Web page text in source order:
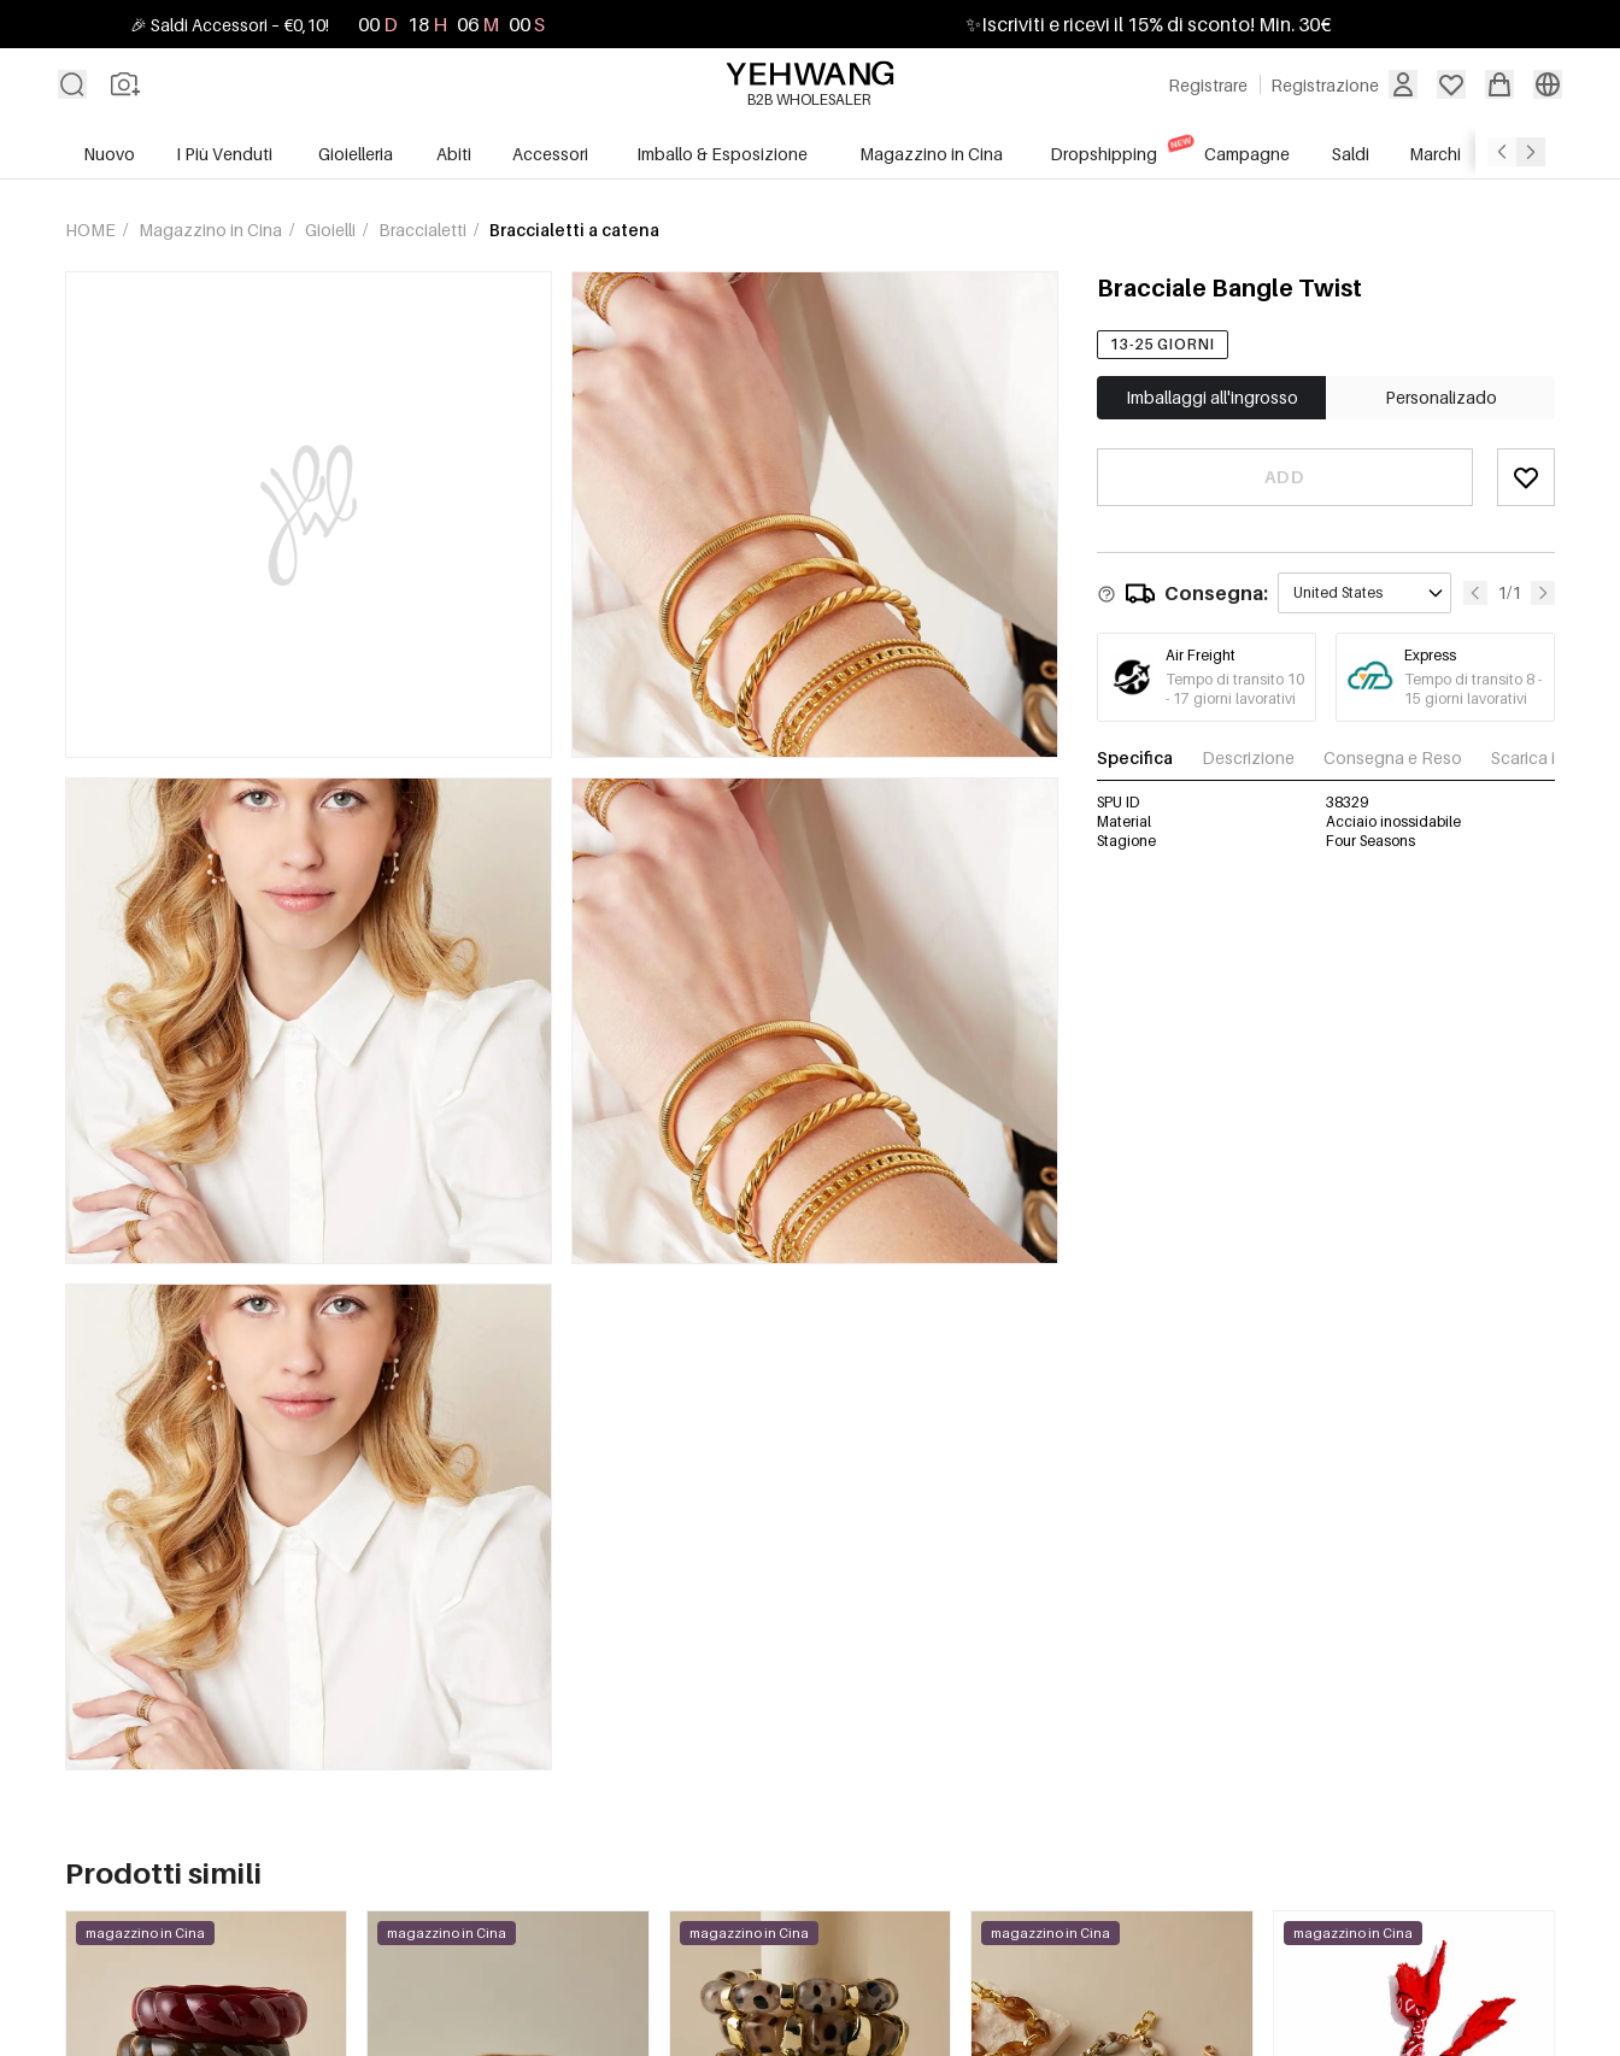
🎉 Saldi Accessori – €0,10! 00 D 18 H 05 M 58S ✨Iscriviti e ricevi il 15% di sconto! Min. 30€
Registrare Registrazione
B2B WHOLESALER
Nuovo I Più Venduti Gioielleria Abiti Accessori Imballo & Esposizione Magazzino in Cina Dropshipping Campagne Saldi Marchi Servizio
HOME / Magazzino in Cina / Gioielli / Braccialetti / Braccialetti a catena
Bracciale Bangle Twist
13-25 GIORNI
Imballaggi all'ingrosso Personalizado
ADD
Consegna: United States 1/1
Air Freight
Tempo di transito 10
- 17 giorni lavorativi
Express
Tempo di transito 8 -
15 giorni lavorativi
Specifica Descrizione Consegna e Reso Scarica immagini
SPU ID
38329
Material
Acciaio inossidabile
Stagione
Four Seasons
Prodotti simili
magazzino in Cina magazzino in Cina magazzino in Cina magazzino in Cina magazzino in Cina